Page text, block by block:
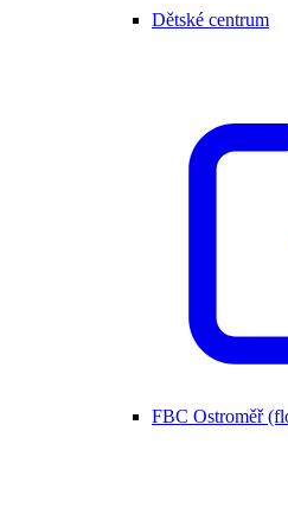
Dětské centrum
FBC Ostroměř